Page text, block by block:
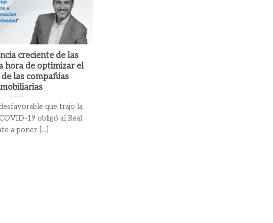
creciente de las
hora de optimizar el
las compañías
que trajo la
19 obligó al Real
a poner [...]